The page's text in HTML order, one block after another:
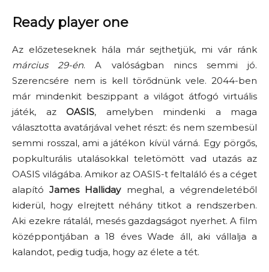
Ready player one
Az előzeteseknek hála már sejthetjük, mi vár ránk
március 29-én. A valóságban nincs semmi jó.
Szerencsére nem is kell törődnünk vele. 2044-ben
már mindenkit beszippant a világot átfogó virtuális
játék, az OASIS, amelyben mindenki a maga
választotta avatárjával vehet részt: és nem szembesül
semmi rosszal, ami a játékon kívül várná. Egy pörgős,
popkulturális utalásokkal teletömött vad utazás az
OASIS világába. Amikor az OASIS-t feltaláló és a céget
alapítóJames Hallidaymeghal, a végrendeletéből
kiderül, hogy elrejtett néhány titkot a rendszerben.
Aki ezekre rátalál, mesés gazdagságot nyerhet. A film
középpontjában a 18 éves Wade áll, aki vállalja a
kalandot, pedig tudja, hogy az élete a tét.